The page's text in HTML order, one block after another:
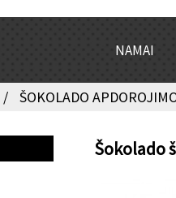
NAMAI
ŠOKOLADO
Šokolado